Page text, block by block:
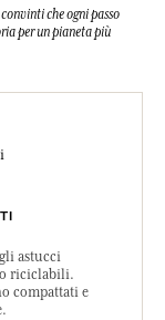
che ogni passo
per un pianeta più
astucci
riciclabili.
compattati e